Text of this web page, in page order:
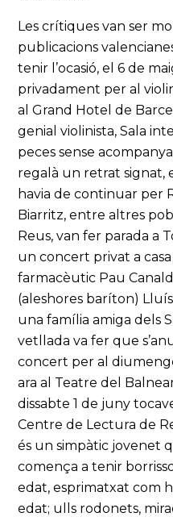
Les crítiques van ser
publicacions
tenir l’ocasió, el 6 de
privadament per al
al Grand Hotel de
genial violinista, Sala
peces sense
regalà un retrat signat,
havia de continuar per
Biarritz, entre altres
Reus, van fer parada a
un concert privat a
farmacèutic Pau
(aleshores baríton)
una família amiga dels
vetllada va fer que
concert per al
ara al Teatre del
dissabte 1 de juny
Centre de Lectura de
és un simpàtic jovenet
comença a tenir
edat, esprimatxat com
edat; ulls rodonets,